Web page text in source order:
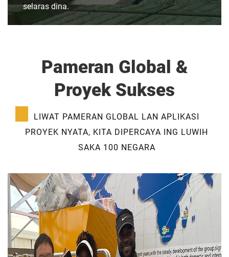
selaras dina.
Pameran Global &
Proyek Sukses
LIWAT PAMERAN GLOBAL LAN APLIKASI
PROYEK NYATA, KITA DIPERCAYA ING LUWIH
SAKA 100 NEGARA